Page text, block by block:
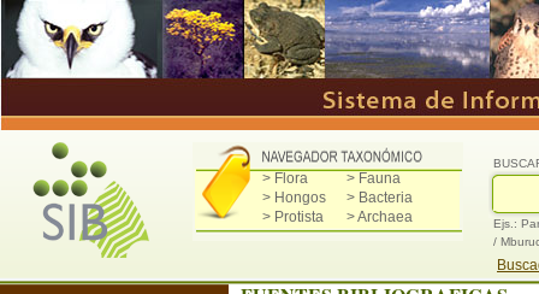
> Flora
> Fauna
> Hongos
> Bacteria
> Protista
> Archaea
Ejs.:
/